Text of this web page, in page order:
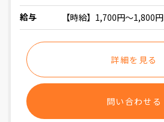
給与
【時給】1,700円～1,800円
詳細を見る
問い合わせる